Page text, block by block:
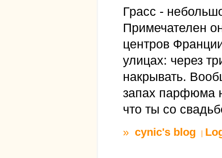
Грасс -
Примечателен
центров
улицах: через
накрывать.
запах парфюма
что ты со
» cynic's blog